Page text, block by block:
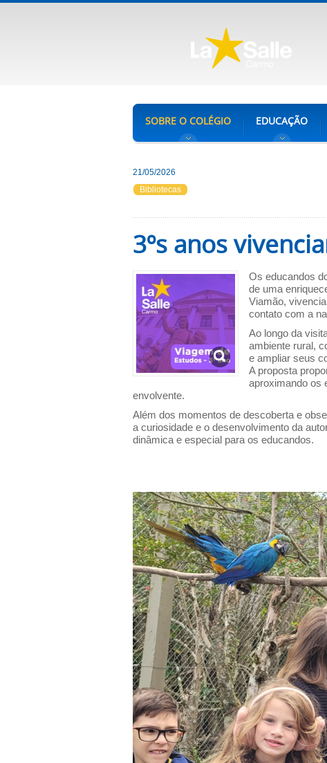
SOBRE O COLÉGIO EDUCAÇÃO
21/05/2026
Bibliotecas
3ºs anos
Os educandos
de uma
Viamão,
contato com a
Ao longo da
ambiente rural,
e ampliar seus
A proposta
aproximando os
envolvente.
Além dos momentos de descoberta e
a curiosidade e o desenvolvimento da
dinâmica e especial para os educandos.